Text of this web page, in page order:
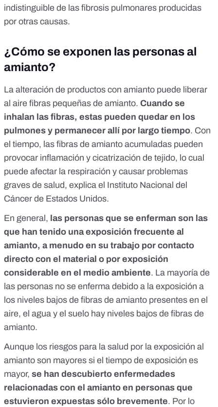
indistinguible de las fibrosis pulmonares producidas
por otras causas.
¿Cómo se exponen las personas al
amianto?
La alteración de productos con amianto puede liberar
al aire fibras pequeñas de amianto. Cuando se
inhalan las fibras, estas pueden quedar en los
pulmones y permanecer allí por largo tiempo. Con
el tiempo, las fibras de amianto acumuladas pueden
provocar inflamación y cicatrización de tejido, lo cual
puede afectar la respiración y causar problemas
graves de salud, explica el Instituto Nacional del
Cáncer de Estados Unidos.
En general, las personas que se enferman son las
que han tenido una exposición frecuente al
amianto, a menudo en su trabajo por contacto
directo con el material o por exposición
considerable en el medio ambiente. La mayoría de
las personas no se enferma debido a la exposición a
los niveles bajos de fibras de amianto presentes en el
aire, el agua y el suelo hay niveles bajos de fibras de
amianto.
Aunque los riesgos para la salud por la exposición al
amianto son mayores si el tiempo de exposición es
mayor, se han descubierto enfermedades
relacionadas con el amianto en personas que
estuvieron expuestas sólo brevemente. Por lo